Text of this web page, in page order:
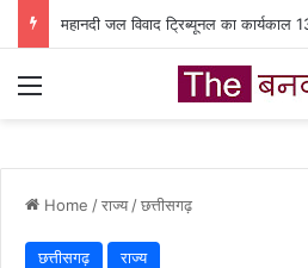
Menu
Home /राज्य /छत्तीसगढ़
छत्तीसगढ़ राज्य